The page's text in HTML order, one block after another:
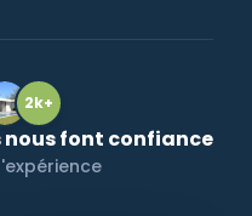
2k+
nous font confiance